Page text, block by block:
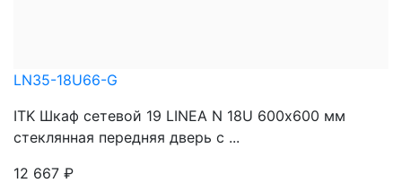
LN35-18U66-G
ITK Шкаф сетевой 19 LINEA N 18U 600х600 мм
стеклянная передняя дверь с ...
12 667 ₽